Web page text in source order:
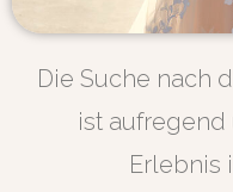
Die Suche nach
ist
Erlebnis